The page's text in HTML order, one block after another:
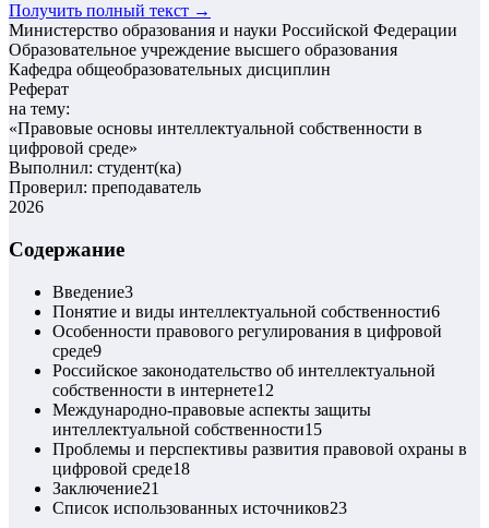
Получить полный текст →
Министерство образования и науки Российской Федерации
Образовательное учреждение высшего образования
Кафедра общеобразовательных дисциплин
Реферат
на тему:
«Правовые основы интеллектуальной собственности в
цифровой среде»
Выполнил: студент(ка)
Проверил: преподаватель
2026
Содержание
Введение3
Понятие и виды интеллектуальной собственности6
Особенности правового регулирования в цифровой
среде9
Российское законодательство об интеллектуальной
собственности в интернете12
Международно-правовые аспекты защиты
интеллектуальной собственности15
Проблемы и перспективы развития правовой охраны в
цифровой среде18
Заключение21
Список использованных источников23